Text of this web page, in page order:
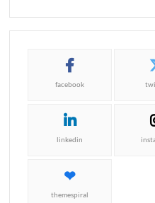
facebook
linkedin
themespiral